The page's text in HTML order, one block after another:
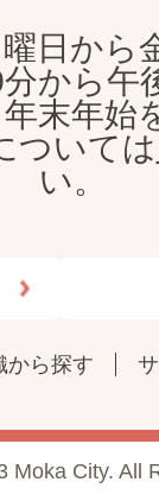
日から
から午
末年始
ついては
い。
から探す
Moka City. All